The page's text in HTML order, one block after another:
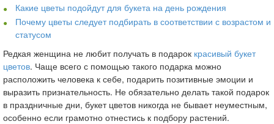
Какие цветы подойдут для букета на день рождения
Почему цветы следует подбирать в соответствии с возрастом и
статусом
Редкая женщина не любит получать в подарок красивый букет
цветов. Чаще всего с помощью такого подарка можно
расположить человека к себе, подарить позитивные эмоции и
выразить признательность. Не обязательно делать такой подарок
в праздничные дни, букет цветов никогда не бывает неуместным,
особенно если грамотно отнестись к подбору растений.